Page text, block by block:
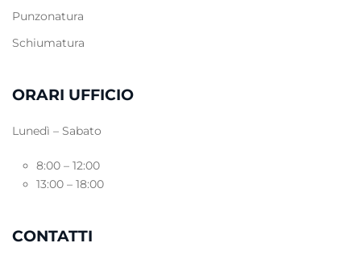
Punzonatura
Schiumatura
ORARI UFFICIO
Lunedì – Sabato
8:00 – 12:00
13:00 – 18:00
CONTATTI